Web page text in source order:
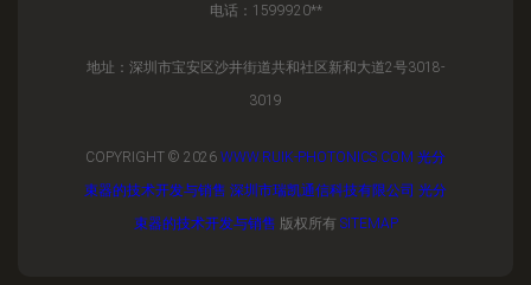
电话：1599920**
地址：深圳市宝安区沙井街道共和社区新和大道2号3018-
3019
COPYRIGHT © 2026 WWW.RUIK-PHOTONICS.COM 光分
束器的技术开发与销售 深圳市瑞凯通信科技有限公司 光分
束器的技术开发与销售 版权所有 SITEMAP